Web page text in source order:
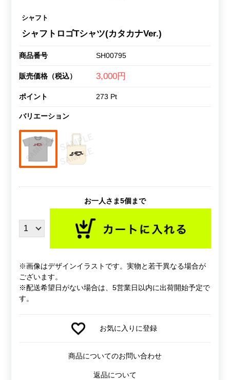
シャフト
シャフトロゴTシャツ(カタカナVer.)
商品番号 SH00795
販売価格（税込） 3,000円
ポイント 273 Pt
バリエーション
お一人さま5個まで
※画像はデザインイラストです。実物と若干異なる場合が
ございます。
※配送希望日がない場合は、5営業日以内に出荷開始予定で
す。
お気に入りに登録
商品についてのお問い合わせ
返品について